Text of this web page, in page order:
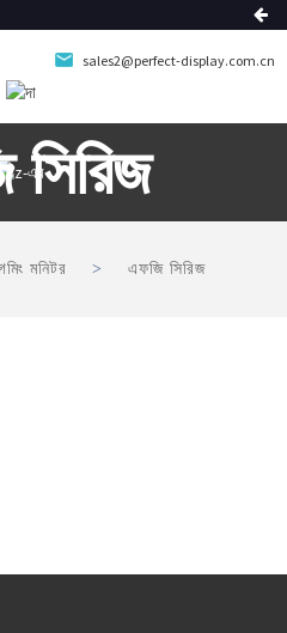
sales2@perfect-display.com.cn
মনিটর এফজি সিরিজ